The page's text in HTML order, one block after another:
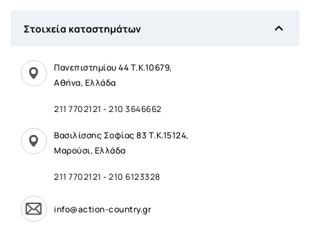
Στοιχεία καταστημάτων 
Πανεπιστημίου 44 Τ.Κ.10679,
Αθήνα, Ελλάδα
211 7702121 -210 3646662
Βασιλίσσης Σοφίας 83 Τ.Κ.15124,
Μαρούσι, Ελλάδα
211 7702121 -210 6123328
info@action-country.gr